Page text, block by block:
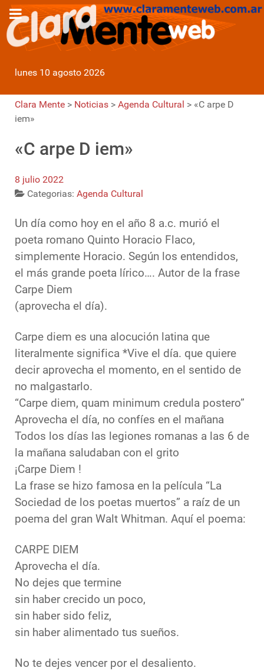
lunes 10 agosto 2026
Clara Mente > Noticias > Agenda Cultural > «C arpe D
iem»
«C arpe D iem»
8 julio 2022
Categorias: Agenda Cultural
Un día como hoy en el año 8 a.c. murió el
poeta romano Quinto Horacio Flaco,
simplemente Horacio. Según los entendidos,
el más grande poeta lírico…. Autor de la frase
Carpe Diem
(aprovecha el día).
Carpe diem es una alocución latina que
literalmente significa *Vive el día. que quiere
decir aprovecha el momento, en el sentido de
no malgastarlo.
“Carpe diem, quam minimum credula postero”
Aprovecha el día, no confíes en el mañana
Todos los días las legiones romanas a las 6 de
la mañana saludaban con el grito
¡Carpe Diem !
La frase se hizo famosa en la película “La
Sociedad de los poetas muertos” a raíz de un
poema del gran Walt Whitman. Aquí el poema:
CARPE DIEM
Aprovecha el día.
No dejes que termine
sin haber crecido un poco,
sin haber sido feliz,
sin haber alimentado tus sueños.
No te dejes vencer por el desaliento.